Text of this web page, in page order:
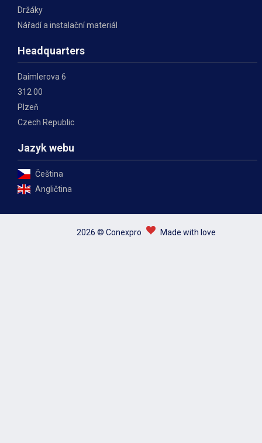
Držáky
Nářadí a instalační materiál
Headquarters
Daimlerova 6
312 00
Plzeň
Czech Republic
Jazyk webu
Čeština
Angličtina
2026 © Conexpro Made with love